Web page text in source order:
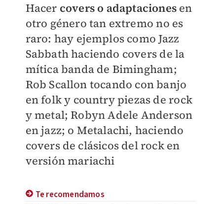
Hacer covers o adaptacionesen
otro género tan extremo no es
raro: hay ejemplos como Jazz
Sabbath haciendo covers de la
mítica banda de Bimingham;
Rob Scallon tocando con banjo
en folk y country piezas de rock
y metal; Robyn Adele Anderson
en jazz; o Metalachi, haciendo
covers de clásicos del rock en
versión mariachi
Te recomendamos